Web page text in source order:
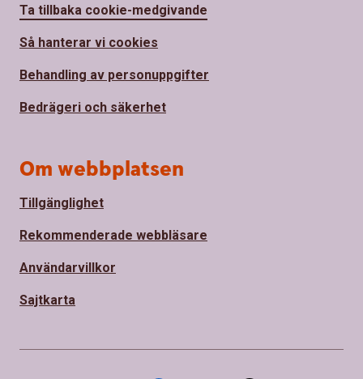
Ta tillbaka cookie-medgivande
Så hanterar vi cookies
Behandling av personuppgifter
Bedrägeri och säkerhet
Om webbplatsen
Tillgänglighet
Rekommenderade webbläsare
Användarvillkor
Sajtkarta